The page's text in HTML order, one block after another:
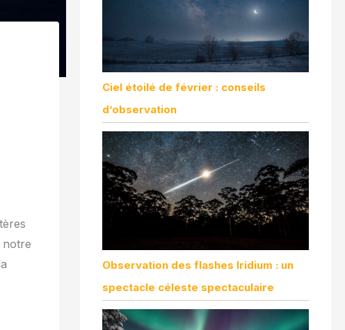
notre
Ciel étoilé de février : conseils
d’observation
Observation des flashes Iridium : un
spectacle céleste spectaculaire